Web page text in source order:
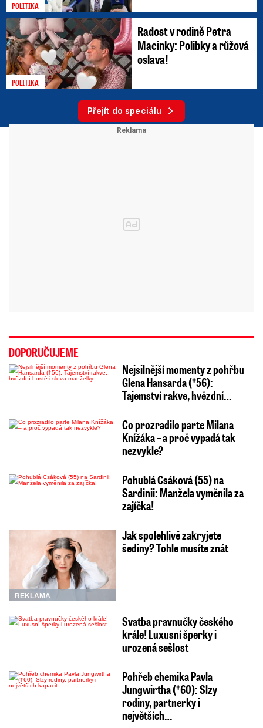
POLITIKA
POLITIKA
Radost v rodině Petra
Macinky: Polibky a růžová
oslava!
Přejít do speciálu
DOPORUČUJEME
Nejsilnější momenty z pohřbu
Glena Hansarda (†56):
Tajemství rakve, hvězdní…
Co prozradilo parte Milana
Knížáka – a proč vypadá tak
nezvykle?
Pohublá Csáková (55) na
Sardinii: Manžela vyměnila za
zajíčka!
REKLAMA
Jak spolehlivě zakryjete
šediny? Tohle musíte znát
Svatba pravnučky českého
krále! Luxusní šperky i
urozená sešlost
Pohřeb chemika Pavla
Jungwirtha (†60): Slzy
rodiny, partnerky i
největších…